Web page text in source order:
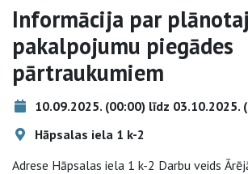
Informācija par
pakalpojumu piegādes
pārtraukumiem
10.09.2025. (00:00) līdz 03.10.2025.
Hāpsalas iela 1 k-2
Adrese Hāpsalas iela 1 k-2 Darbu veids